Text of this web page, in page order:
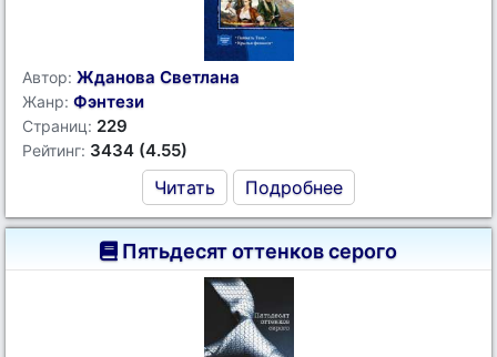
Автор: Жданова Светлана
Жанр: Фэнтези
Страниц: 229
Рейтинг: 3434 (4.55)
Читать Подробнее
Пятьдесят оттенков серого